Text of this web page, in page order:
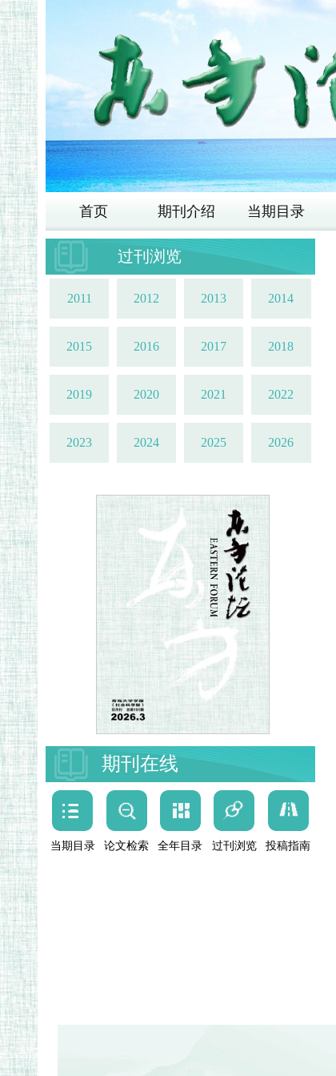
首页 期刊介绍 当期目录
过刊浏览
2011 2012 2013 2014
2015 2016 2017 2018
2019 2020 2021 2022
2023 2024 2025 2026
期刊在线
当期目录 论文检索 全年目录 过刊浏览 投稿指南